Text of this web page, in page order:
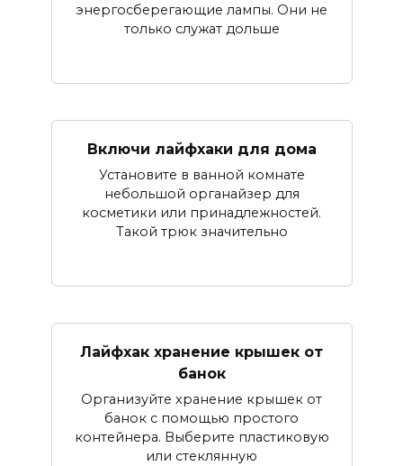
энергосберегающие лампы. Они не
только служат дольше
Включи лайфхаки для дома
Установите в ванной комнате
небольшой органайзер для
косметики или принадлежностей.
Такой трюк значительно
Лайфхак хранение крышек от
банок
Организуйте хранение крышек от
банок с помощью простого
контейнера. Выберите пластиковую
или стеклянную